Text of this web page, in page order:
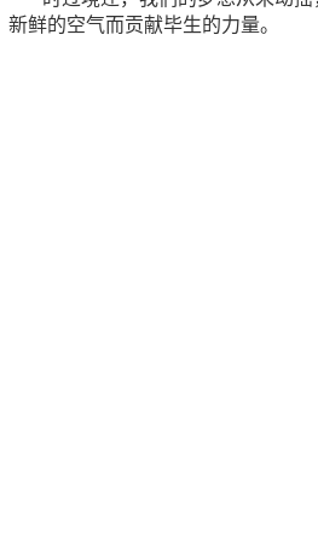
新鲜的空气而贡献毕生的力量。